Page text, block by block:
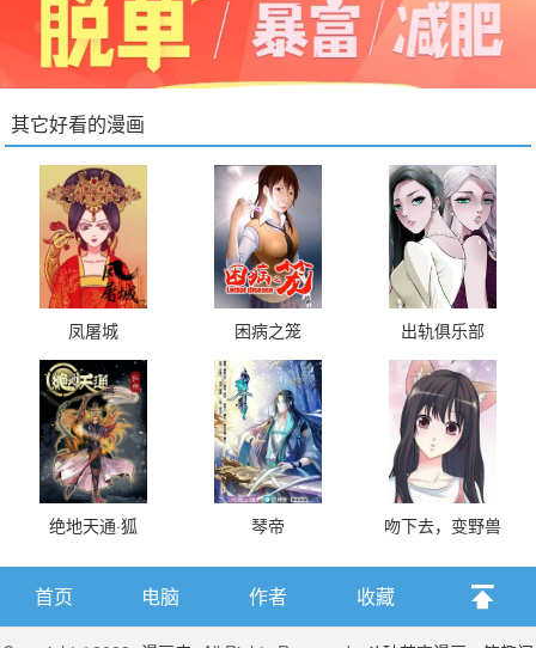
其它好看的漫画
凤屠城 困病之笼 出轨俱乐部
绝地天通·狐 琴帝 吻下去，变野兽
首页 电脑 作者 收藏